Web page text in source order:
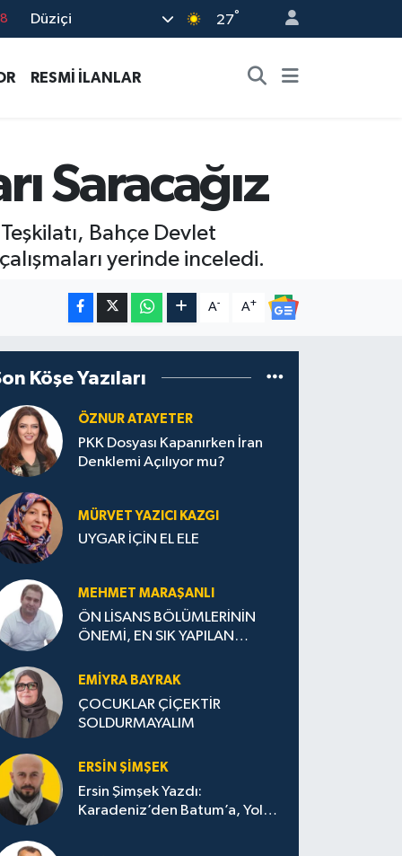
Düziçi 27°
RESMİ İLANLAR
Saracağız
Bahçe Devlet
yerinde inceledi.
A- A+
Köşe Yazıları
ÖZNUR ATAYETER
PKK Dosyası Kapanırken İran
Denklemi Açılıyor mu?
MÜRVET YAZICI KAZGI
UYGAR İÇİN EL ELE
MEHMET MARAŞANLI
ÖN LİSANS BÖLÜMLERİNİN
ÖNEMİ, EN SIK YAPILAN
STRATEJİLERİ
EMIYRA BAYRAK
ÇOCUKLAR ÇİÇEKTİR
SOLDURMAYALIM
ERSIN ŞIMŞEK
Ersin Şimşek Yazdı:
Karadeniz’den Batum’a, Yolun